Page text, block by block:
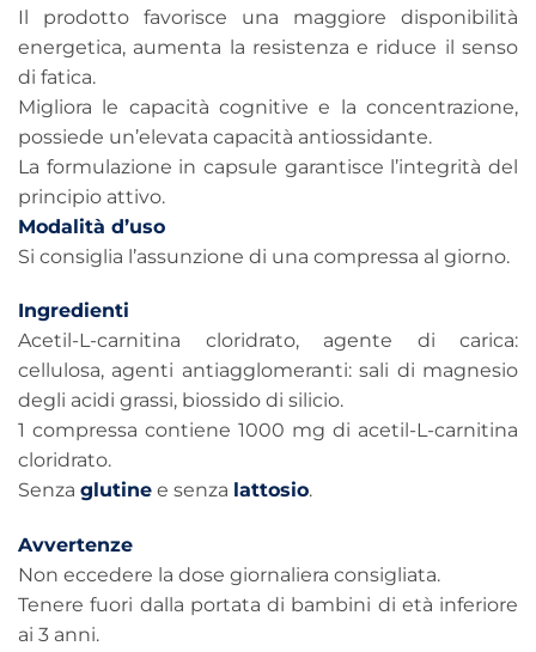
Il prodotto favorisce una maggiore disponibilità
energetica, aumenta la resistenza e riduce il senso
di fatica.
Migliora le capacità cognitive e la concentrazione,
possiede un’elevata capacità antiossidante.
La formulazione in capsule garantisce l’integrità del
principio attivo.
Modalità d’uso
Si consiglia l’assunzione di una compressa al giorno.
Ingredienti
Acetil-L-carnitina cloridrato, agente di carica:
cellulosa, agenti antiagglomeranti: sali di magnesio
degli acidi grassi, biossido di silicio.
1 compressa contiene 1000 mg di acetil-L-carnitina
cloridrato.
Senza glutine e senza lattosio.
Avvertenze
Non eccedere la dose giornaliera consigliata.
Tenere fuori dalla portata di bambini di età inferiore
ai 3 anni.